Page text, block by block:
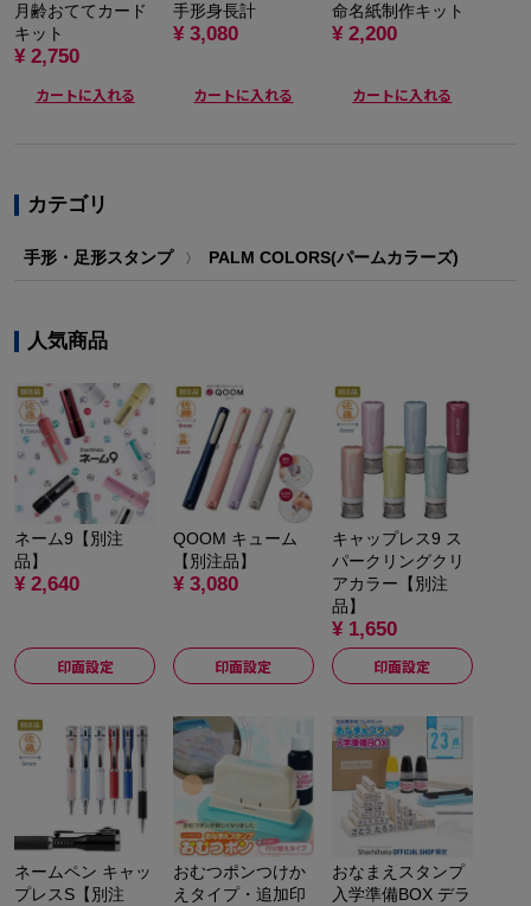
月齢おててカード
キット
¥ 2,750
カートに入れる
手形身長計
¥ 3,080
カートに入れる
命名紙制作キット
¥ 2,200
カートに入れる
カテゴリ
手形・足形スタンプ 〉 PALM COLORS(パームカラーズ)
人気商品
ネーム9【別注
品】
¥ 2,640
印面設定
QOOM キューム
【別注品】
¥ 3,080
印面設定
キャップレス9 ス
パークリングクリ
アカラー【別注
品】
¥ 1,650
印面設定
ネームペン キャッ
プレスS【別注
おむつポンつけか
えタイプ・追加印
おなまえスタンプ
入学準備BOX デラ